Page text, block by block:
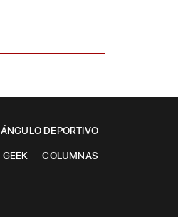
ÁNGULO DEPORTIVO
GEEK COLUMNAS